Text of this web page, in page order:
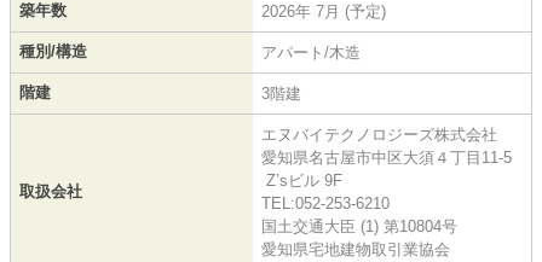
築年数 2026年 7月 (予定)
種別/構造 アパート/木造
階建 3階建
取扱会社
エヌバイテクノロジーズ株式会社
愛知県名古屋市中区大須４丁目11-5
Z’sビル 9F
TEL:052-253-6210
国土交通大臣 (1) 第10804号
愛知県宅地建物取引業協会